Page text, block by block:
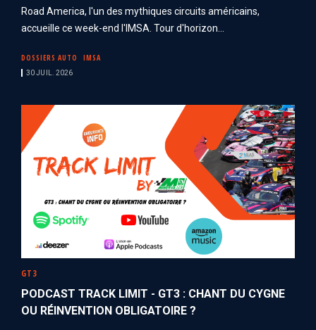
Road America, l'un des mythiques circuits américains,
accueille ce week-end l'IMSA. Tour d'horizon...
DOSSIERS AUTO IMSA
30 JUIL. 2026
GT3
PODCAST TRACK LIMIT - GT3 : CHANT DU CYGNE
OU RÉINVENTION OBLIGATOIRE ?